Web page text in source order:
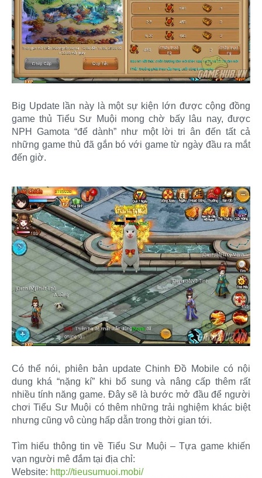
Big Update lần này là một sự kiện lớn được cộng đồng
game thủ Tiểu Sư Muội mong chờ bấy lâu nay, được
NPH Gamota “để dành” như một lời tri ân đến tất cả
những game thủ đã gắn bó với game từ ngày đầu ra mắt
đến giờ.
Có thể nói, phiên bản update Chinh Đồ Mobile có nội
dung khá “nặng kí” khi bổ sung và nâng cấp thêm rất
nhiều tính năng game. Đây sẽ là bước mở đầu để người
chơi Tiểu Sư Muội có thêm những trải nghiệm khác biệt
nhưng cũng vô cùng hấp dẫn trong thời gian tới.
Tìm hiểu thông tin về Tiểu Sư Muội – Tựa game khiến
vạn người mê đắm tại địa chỉ:
Website: http://tieusumuoi.mobi/